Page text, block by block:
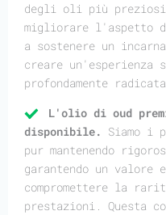
degli oli più preziosi
migliorare l'aspetto
a sostenere un
creare un'esperienza
profondamente
L'olio di oud
disponibile. Siamo i
pur mantenendo
garantendo un valore
compromettere la
prestazioni. Questa